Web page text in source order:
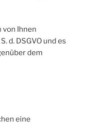
von Ihnen
d. DSGVO und es
dem
eine